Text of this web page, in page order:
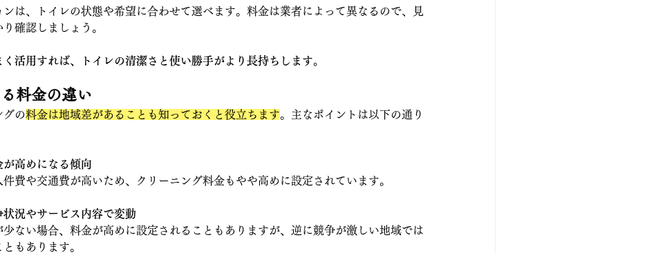
ンは、トイレの状態や希望に合わせて選べます。料金は業者によって異なるので、見
確認しましょう。
活用すれば、トイレの清潔さと使い勝手がより長持ちします。
料金の違い
グの料金は地域差があることも知っておくと役立ちます。主なポイントは以下の通り
高めになる傾向
費や交通費が高いため、クリーニング料金もやや高めに設定されています。
状況やサービス内容で変動
少ない場合、料金が高めに設定されることもありますが、逆に競争が激しい地域では
もあります。